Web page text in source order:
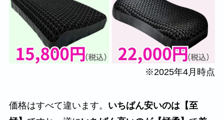
※2025年4月時点
価格はすべて違います。 いちばん安いのは【至